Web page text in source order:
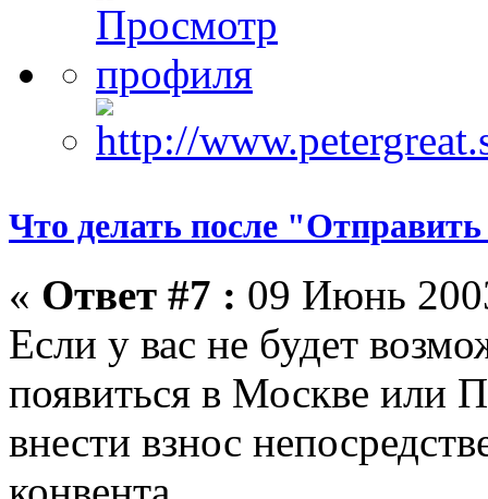
Что делать после
« Ответ #7 : 09 Июнь
Если у вас не будет
появиться в Москве или
внести взнос